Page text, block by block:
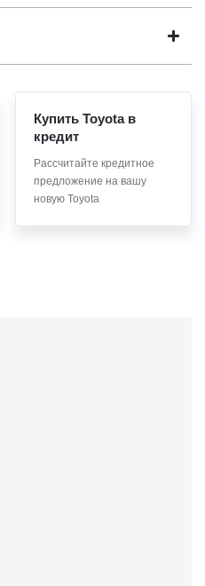
Купить Toyota в
кредит
Рассчитайте кредитное
предложение на вашу
новую Toyota